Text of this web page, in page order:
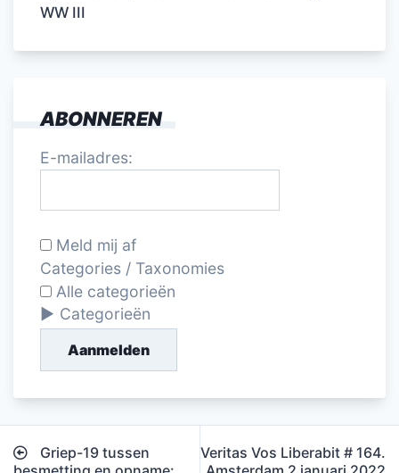
WW III
ABONNEREN
E-mailadres:
Meld mij af
Categories / Taxonomies
Alle categorieën
Categorieën
Aanmelden
Bericht
Griep-19 tussen
Veritas Vos Liberabit # 164.